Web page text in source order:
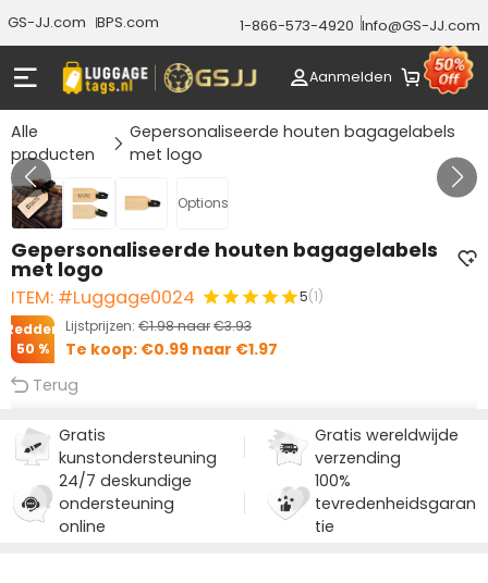
GS-JJ.com BPS.com 1-866-573-4920 Info@GS-JJ.com
Aanmelden
Alle
producten
Gepersonaliseerde houten bagagelabels
met logo
Options
Gallery 1/3
Gepersonaliseerde houten bagagelabels
met logo
ITEM: #Luggage0024 5(1)
Lijstprijzen: €1.98naar€3.93
Redden
50 %
Te koop: €0.99 naar €1.97
Terug
Gratis
kunstondersteuning
Gratis wereldwijde
verzending
24/7 deskundige
ondersteuning
online
100%
tevredenheidsgaran
tie